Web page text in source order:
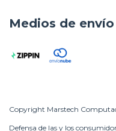
Medios de envío
Copyright Marstech
Defensa de las y los